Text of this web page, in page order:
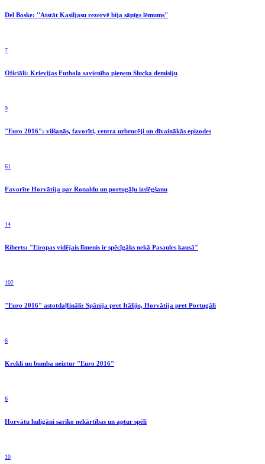
Del Boske: ''Atstāt Kasiljasu rezervē bija sāpīgs lēmums''
7
Oficiāli: Krievijas Futbola savienība pieņem Slucka demisiju
9
"Euro 2016": vilšanās, favorīti, centra uzbrucēji un dīvainākās epizodes
61
Favorīte Horvātija par Ronaldu un portugāļu izslēgšanu
14
Riherts: "Eiropas vidējais līmenis ir spēcīgāks nekā Pasaules kausā"
102
"Euro 2016" astotdaļfināli: Spānija pret Itāliju, Horvātija pret Portugāli
6
Krekli un bumba neiztur "Euro 2016"
6
Horvātu huligāni sarīko nekārtības un aptur spēli
10